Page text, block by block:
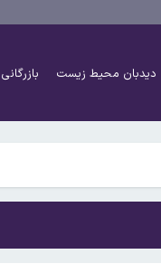
دیدبان محیط زیست بازرگانی